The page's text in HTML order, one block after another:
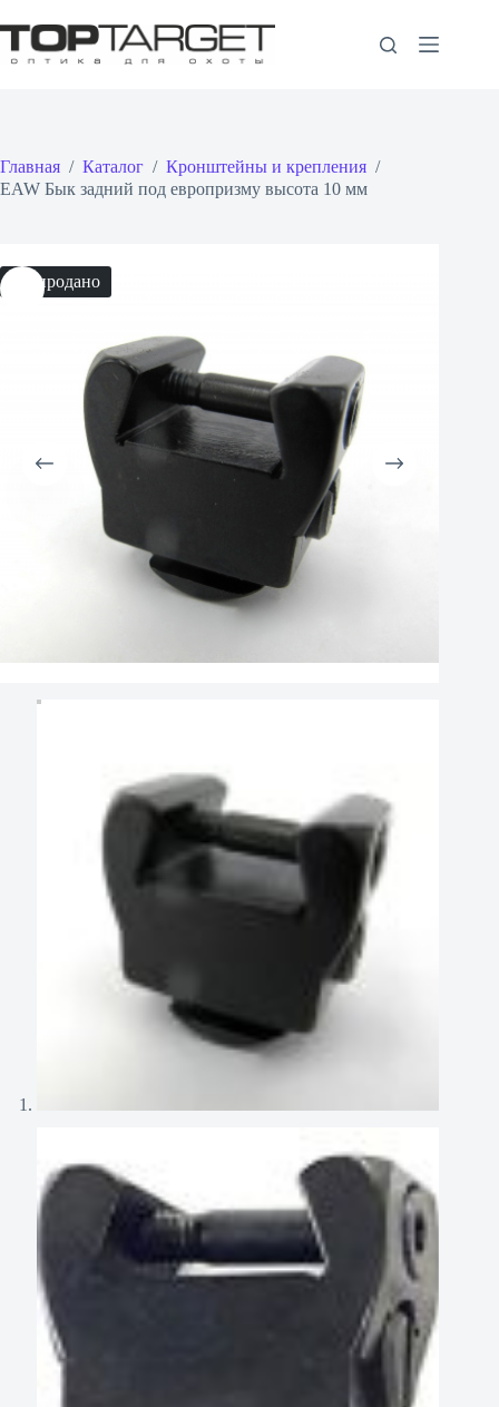
к
сути
Главная / Каталог / Кронштейны и крепления /
EAW Бык задний под европризму высота 10 мм
Распродано